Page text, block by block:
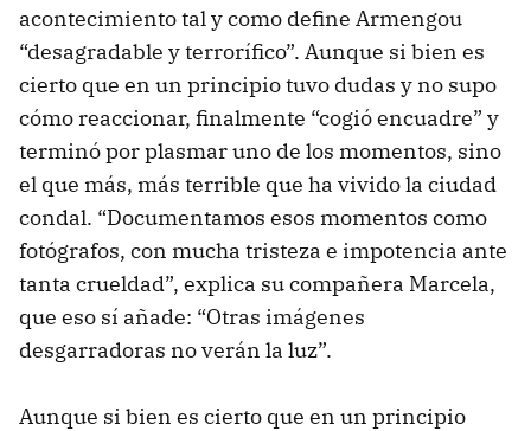
acontecimiento tal y como define Armengou
“desagradable y terrorífico”. Aunque si bien es
cierto que en un principio tuvo dudas y no supo
cómo reaccionar, finalmente “cogió encuadre” y
terminó por plasmar uno de los momentos, sino
el que más, más terrible que ha vivido la ciudad
condal. “Documentamos esos momentos como
fotógrafos, con mucha tristeza e impotencia ante
tanta crueldad”, explica su compañera Marcela,
que eso sí añade: “Otras imágenes
desgarradoras no verán la luz”.
Aunque si bien es cierto que en un principio